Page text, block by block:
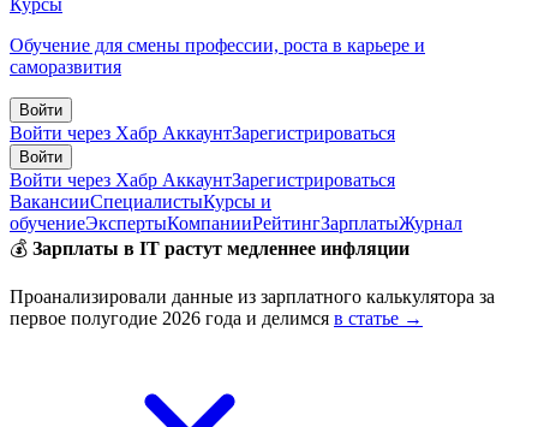
Курсы
Обучение для смены профессии, роста в карьере и
саморазвития
Войти
Войти через Хабр АккаунтЗарегистрироваться
Войти
Войти через Хабр АккаунтЗарегистрироваться
ВакансииСпециалистыКурсы и
обучениеЭкспертыКомпанииРейтингЗарплатыЖурнал
💰 Зарплаты в IT растут медленнее инфляции
Проанализировали данные из зарплатного калькулятора за
первое полугодие 2026 года и делимся в статье →